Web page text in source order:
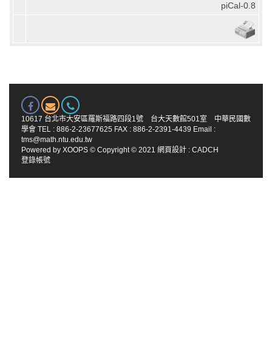
piCal-0.8
10617 台北市大安區羅斯福路四段1號 台大天數館501室 中華民國數
學會 TEL : 886-2-23677625 FAX : 886-2-2391-4439 Email :
tms@math.ntu.edu.tw
Powered by XOOPS © Copyright © 2021 網頁設計 : CADCH
登錄帳號